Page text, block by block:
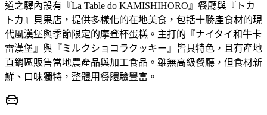
道之驛內設有『La Table do KAMISHIHORO』餐廳與『トカ
トカ』貝果店，提供多樣化的在地美食，包括十勝產食材的現
代風漢堡與季節限定的摩登杯蛋糕。主打的『ナイタイ和牛卡
雷漢堡』與『ミルクショコラクッキー』皆具特色，且有產地
直銷區販售當地農產品與加工食品。雖無高級餐廳，但食材新
鮮、口味獨特，整體用餐體驗豐富。